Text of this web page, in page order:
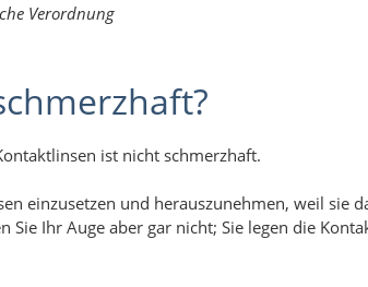
Verordnung
ist nicht schmerzhaft.
einzusetzen und herauszunehmen, weil sie
Sie Ihr Auge aber gar nicht; Sie legen die